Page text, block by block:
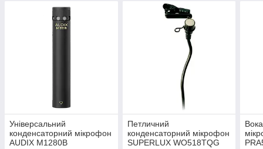
Універсальний
конденсаторний мікрофон
AUDIX M1280B
Петличний
конденсаторний мікрофон
SUPERLUX WO518TQG